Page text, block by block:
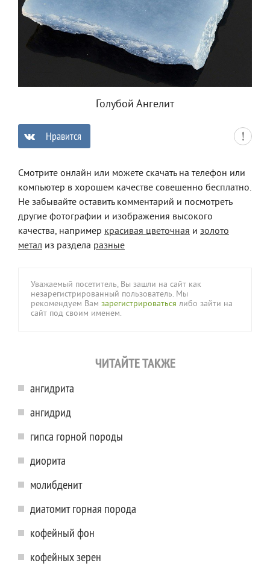
Голубой Ангелит
Нравится
Смотрите онлайн или можете скачать на телефон или
компьютер в хорошем качестве совешенно бесплатно.
Не забывайте оставить комментарий и посмотреть
другие фотографии и изображения высокого
качества, например красивая цветочная и золото
метал из раздела разные
Уважаемый посетитель, Вы зашли на сайт как
незарегистрированный пользователь. Мы
рекомендуем Вам зарегистрироваться либо зайти на
сайт под своим именем.
ЧИТАЙТЕ ТАКЖЕ
ангидрита
ангидрид
гипса горной породы
диорита
молибденит
диатомит горная порода
кофейный фон
кофейных зерен